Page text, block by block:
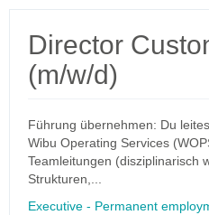
Director
(m/w/d)
Führung übernehmen: Du
Wibu Operating Services
Teamleitungen (disziplinarisch
Strukturen,...
Executive - Permanent